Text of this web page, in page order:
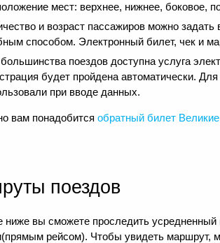
мест: верхнее, нижнее, боковое,
и возраст пассажиров можно
способом. Электронный билет, чек и
поездов доступна услуга
будет пройдена автоматически.
при вводе данных.
вам понадобится обратный билет
поездов
ниже вы сможете проследить усредненный
рейсом). Чтобы увидеть маршрут,